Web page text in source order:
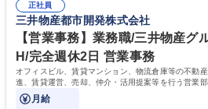
務人事】経験者歓迎！/阪急阪神HDグループ/
囲のメンバーと協調しつつ主体性を持って能
歴・資格 学歴：大学院 大学 高専 短大 専修
正社員
三井物産都市開発株式会社
【営業事務】業務職/三井物産グ
H/完全週休2日 営業事務
オフィスビル、賃貸マンション、物流倉庫等の不動
進、賃貸運営、売却、仲介・活用提案等を行う営業
ます。
月給